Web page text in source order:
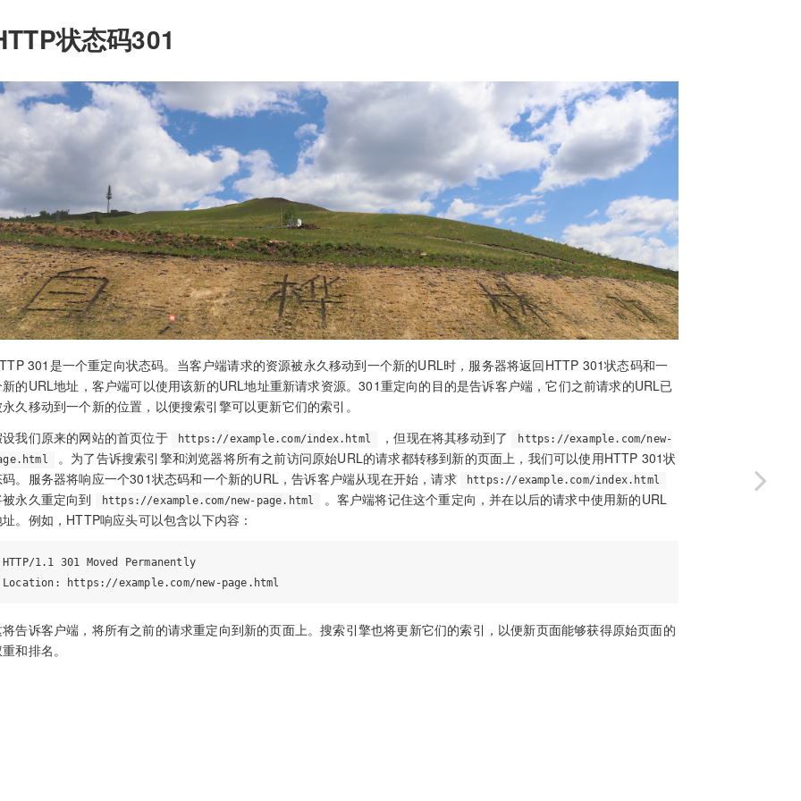
状态码301
301是一个重定向状态码。当客户端请求的资源被永久移动到一个新的URL时，服务器将返回HTTP 301状态码和一
的URL地址，客户端可以使用该新的URL地址重新请求资源。301重定向的目的是告诉客户端，它们之前请求的URL已
久移动到一个新的位置，以便搜索引擎可以更新它们的索引。
我们原来的网站的首页位于
https://example.com/index.html ，但现在将其移动到了
https://example.com/new-
。为了告诉搜索引擎和浏览器将所有之前访问原始URL的请求都转移到新的页面上，我们可以使用HTTP 301状
。服务器将响应一个301状态码和一个新的URL，告诉客户端从现在开始，请求
https://example.com/index.html
永久重定向到 https://example.com/new-page.html
。客户端将记住这个重定向，并在以后的请求中使用新的URL
。例如，HTTP响应头可以包含以下内容：
HTTP/1.1 301 Moved Permanently
告诉客户端，将所有之前的请求重定向到新的页面上。搜索引擎也将更新它们的索引，以便新页面能够获得原始页面的
和排名。